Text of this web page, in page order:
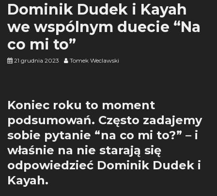
Dominik Dudek i Kayah
we wspólnym duecie “Na
co mi to”
21 grudnia 2023 Tomek Weclawski
Koniec roku to moment
podsumowań. Często zadajemy
sobie pytanie “na co mi to?” – i
właśnie na nie starają się
odpowiedzieć Dominik Dudek i
Kayah.